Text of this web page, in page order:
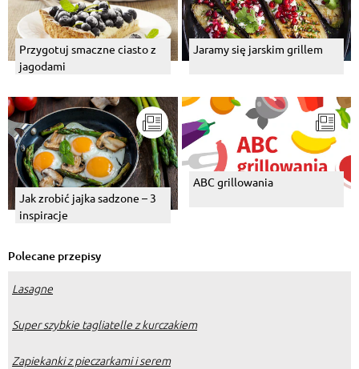
Przygotuj smaczne ciasto z
jagodami
Jaramy się jarskim grillem
Jak zrobić jajka sadzone – 3
inspiracje
ABC grillowania
Polecane przepisy
Lasagne
Super szybkie tagliatelle z kurczakiem
Zapiekanki z pieczarkami i serem